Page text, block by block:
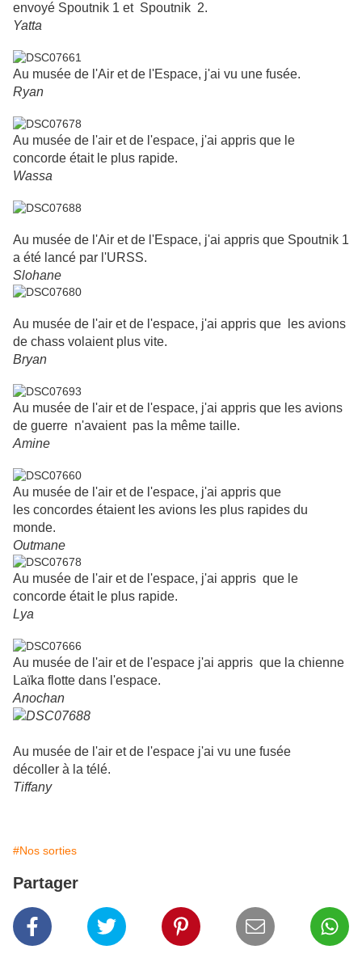
envoyé Spoutnik 1 et Spoutnik 2.
Yatta
Au musée de l'Air et de l'Espace, j'ai vu une fusée.
Ryan
Au musée de l'air et de l'espace, j'ai appris que le
concorde était le plus rapide.
Wassa
Au musée de l'Air et de l'Espace, j'ai appris que Spoutnik 1
a été lancé par l'URSS.
Slohane
Au musée de l'air et de l'espace, j'ai appris que les avions
de chass volaient plus vite.
Bryan
Au musée de l'air et de l'espace, j'ai appris que les avions
de guerre n'avaient pas la même taille.
Amine
Au musée de l'air et de l'espace, j'ai appris que
les concordes étaient les avions les plus rapides du
monde.
Outmane
Au musée de l'air et de l'espace, j'ai appris que le
concorde était le plus rapide.
Lya
Au musée de l'air et de l'espace j'ai appris que la chienne
Laïka flotte dans l'espace.
Anochan
Au musée de l'air et de l'espace j'ai vu une fusée
décoller à la télé.
Tiffany
#Nos sorties
Partager